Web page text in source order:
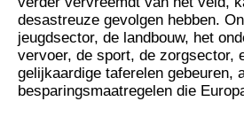
desastreuze gevolgen hebben.
jeugdsector, de landbouw, het
vervoer, de sport, de zorgsector,
gelijkaardige taferelen gebeuren,
besparingsmaatregelen die